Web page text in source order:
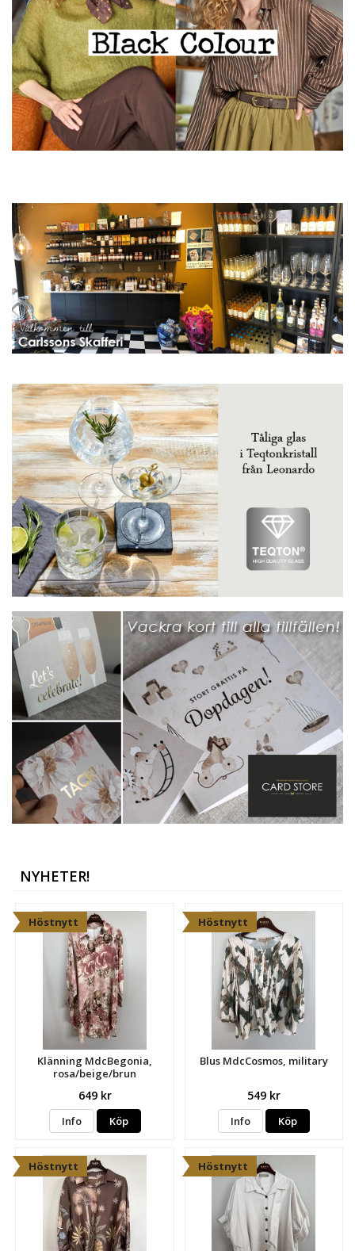
NYHETER!
Höstnytt
Klänning MdcBegonia,
rosa/beige/brun
649 kr
Info Köp
Höstnytt
Blus MdcCosmos, military
549 kr
Info Köp
Höstnytt Höstnytt